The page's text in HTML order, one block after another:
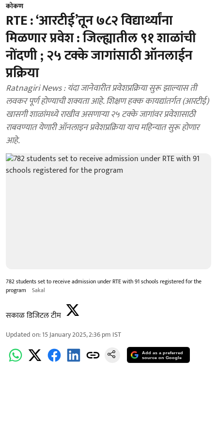
कोकण
RTE : ‘आरटीई’तून ७८२ विद्यार्थ्यांना
मिळणार प्रवेश : जिल्ह्यातील ९१ शाळांची
नोंदणी ; २५ टक्के जागांसाठी ऑनलाईन
प्रक्रिया
Ratnagiri News : यंदा जानेवारीत प्रवेशप्रक्रिया सुरू झाल्यास ती
लवकर पूर्ण होण्याची शक्यता आहे. शिक्षण हक्क कायद्यांतर्गत (आरटीई)
खासगी शाळांमध्ये राखीव असणाऱ्‍या २५ टक्के जागांवर प्रवेशासाठी
राबवण्यात येणारी ऑनलाइन प्रवेशप्रक्रिया याच महिन्यात सुरू होणार
आहे.
782 students set to receive admission under RTE with 91 schools registered for the
program
Sakal
सकाळ डिजिटल टीम
Updated on:15 January 2025, 2:36 pm IST
Add as a preferred
source on Google